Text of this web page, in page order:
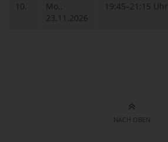
10.
Mo.,
23.11.2026
19:45–21:15 Uhr
NACH OBEN